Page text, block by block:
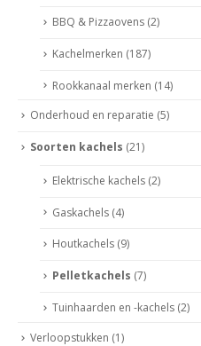
BBQ & Pizzaovens (2)
Kachelmerken (187)
Rookkanaal merken (14)
Onderhoud en reparatie (5)
Soorten kachels (21)
Elektrische kachels (2)
Gaskachels (4)
Houtkachels (9)
Pelletkachels (7)
Tuinhaarden en -kachels (2)
Verloopstukken (1)